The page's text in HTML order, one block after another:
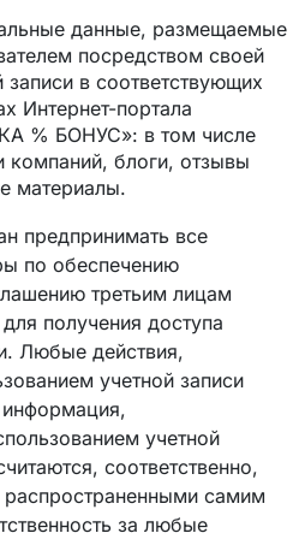
данные, размещаемые
посредством своей
записи в соответствующих
Интернет-портала
% БОНУС»: в том числе
компаний, блоги, отзывы
материалы.
предпринимать все
по обеспечению
третьим лицам
получения доступа
Любые действия,
учетной записи
учетной
соответственно,
самим
за любые